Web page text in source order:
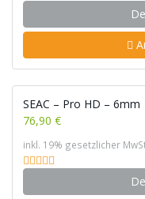
SEAC – Pro HD – 6mm
76,90 €
inkl. 19% gesetzlicher